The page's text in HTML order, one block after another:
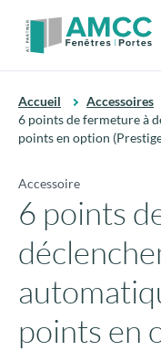
Accueil
Accessoires
6 points de fermeture à
points en option
Accessoire
6 points
points en